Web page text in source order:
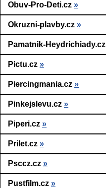
Obuv-Pro-Deti.cz »
Okruzni-plavby.cz »
Pamatnik-Heydrichiady.cz
Pictu.cz »
Piercingmania.cz »
Pinkejslevu.cz »
Piperi.cz »
Prilet.cz »
Psccz.cz »
Pustfilm.cz »